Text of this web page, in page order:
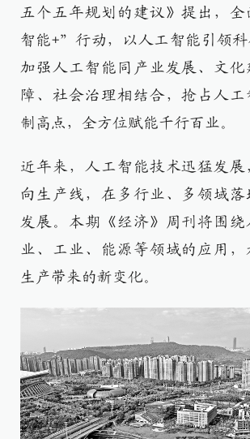
五个五年规划的建议》提出，
智能+”行动，以人工智能引领科
加强人工智能同产业发展、文
障、社会治理相结合，抢占人工
制高点，全方位赋能千行百业。
近年来，人工智能技术迅猛发展
向生产线，在多行业、多领域落
发展。本期《经济》周刊将围
业、工业、能源等领域的应用，
生产带来的新变化。